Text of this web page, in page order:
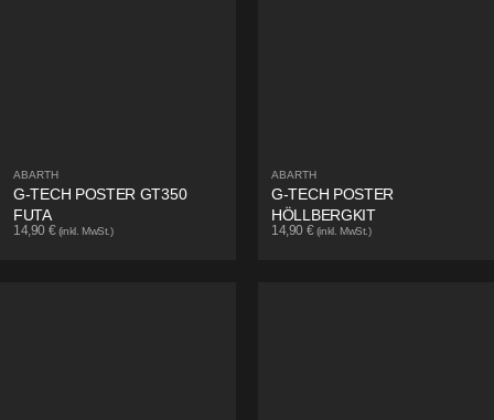
ABARTH
G-TECH POSTER GT350
FUTA
14,90 € (inkl. MwSt.)
ABARTH
G-TECH POSTER
HÖLLBERGKIT
14,90 € (inkl. MwSt.)